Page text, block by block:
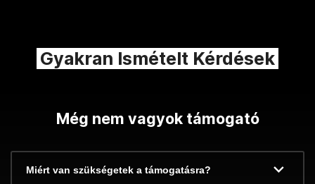
Gyakran Ismételt Kérdések
Még nem vagyok támogató
Miért van szükségetek a támogatásra?